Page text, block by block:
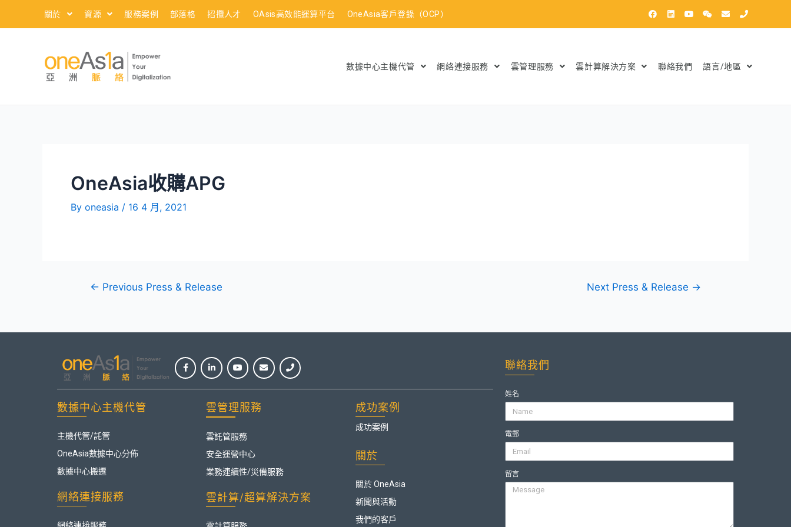
關於 資源 服務案例 部落格 招攬人才 OAsis高效能運算平台 OneAsia客戶登錄（OCP）
數據中心主機代管 網絡連接服務 雲管理服務 雲計算解決方案 聯絡我們 語言/地區
OneAsia收購APG
By oneasia / 16 4 月, 2021
← Previous Press & Release Next Press & Release →
數據中心主機代管
主機代管/託管
OneAsia數據中心分佈
數據中心搬遷
網絡連接服務
網絡連接服務
雲管理服務
雲託管服務
安全運營中心
業務連續性/災備服務
雲計算/超算解決方案
成功案例
成功案例
關於
關於 OneAsia
新聞與活動
我們的客戶
聯絡我們
姓名
電郵
留言